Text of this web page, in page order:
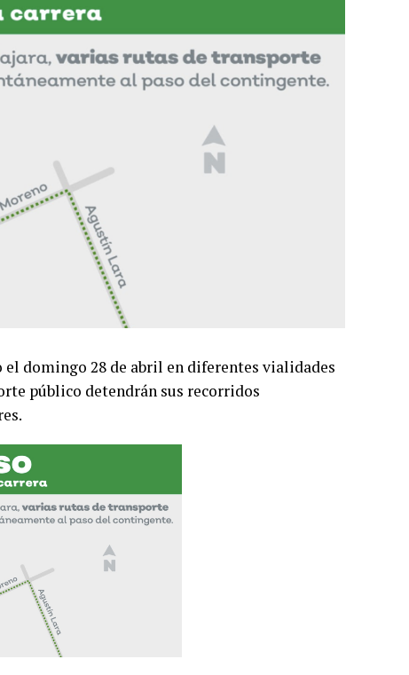
domingo 28 de abril en diferentes vialidades
público detendrán sus recorridos